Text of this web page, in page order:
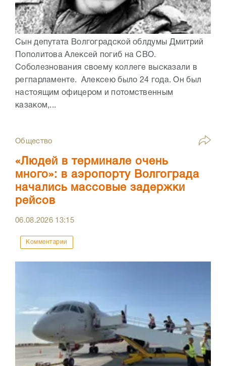
Сын депутата Волгоградской облдумы Дмитрий
Пополитова Алексей погиб на СВО.
Соболезнования своему коллеге высказали в
регпарламенте. Алексею было 24 года. Он был
настоящим офицером и потомственным
казаком,...
Общество
«Людей в терминале очень
много»: в аэропорту Волгограда
начались массовые задержки
рейсов
06.08.2026 13:15
Комментарии